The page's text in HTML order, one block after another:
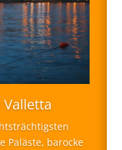
Valletta
Paläste, barocke